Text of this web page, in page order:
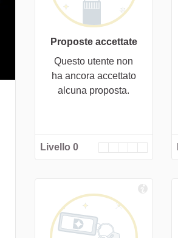
Proposte accettate
Questo utente non
ha ancora accettato
alcuna proposta.
Livello 0